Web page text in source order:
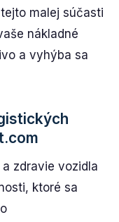
malej súčasti
nákladné
a vyhýba sa
zdravie vozidla
ktoré sa